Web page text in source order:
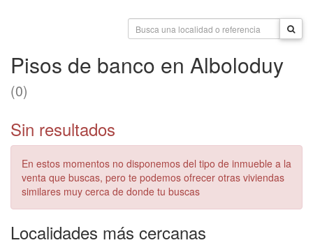
Pisos de banco en Alboloduy
(0)
Sin resultados
En estos momentos no disponemos del tipo de inmueble a la
venta que buscas, pero te podemos ofrecer otras viviendas
similares muy cerca de donde tu buscas
Localidades más cercanas